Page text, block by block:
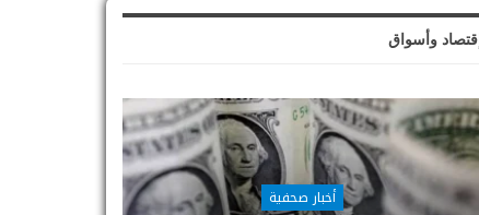
إقتصاد وأسواق
أخبار صحفية